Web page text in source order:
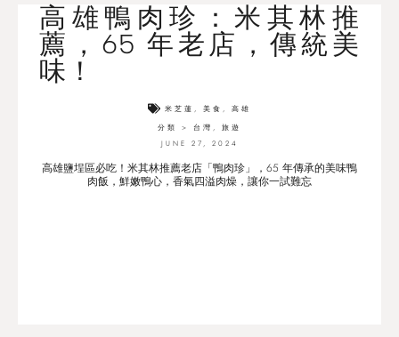
高雄鴨肉珍：米其林推
薦，65 年老店，傳統美
味！
米芝蓮 , 美食 , 高雄
分類 >
台灣 , 旅遊
JUNE 27, 2024
高雄鹽埕區必吃！米其林推薦老店「鴨肉珍」，65 年傳承的美味鴨
肉飯，鮮嫩鴨心，香氣四溢肉燥，讓你一試難忘